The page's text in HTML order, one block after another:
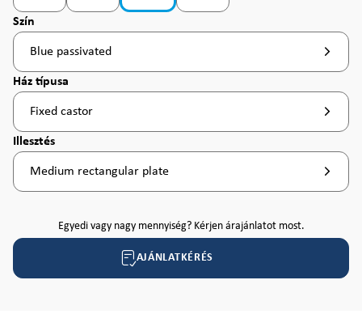
Válasszon
Szín
Blue passivated
Válasszon
Ház típusa
Fixed castor
Válasszon
Illesztés
Medium rectangular plate
Egyedi vagy nagy mennyiség? Kérjen árajánlatot most.
AJÁNLATKÉRÉS